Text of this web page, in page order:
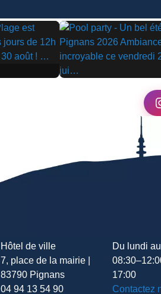
▶
Hôtel de ville
7, place de la mairie |
83790 Pignans
04 94 13 54 90
Du lundi
17:00
Contactez